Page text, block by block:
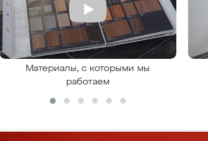
Материалы, с которыми мы
работаем